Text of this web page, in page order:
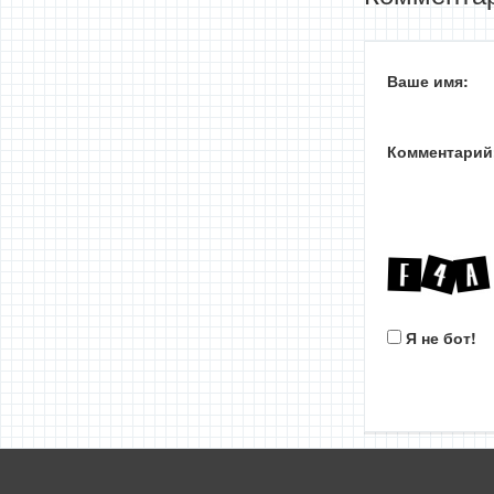
Ваше имя:
Я не бот!